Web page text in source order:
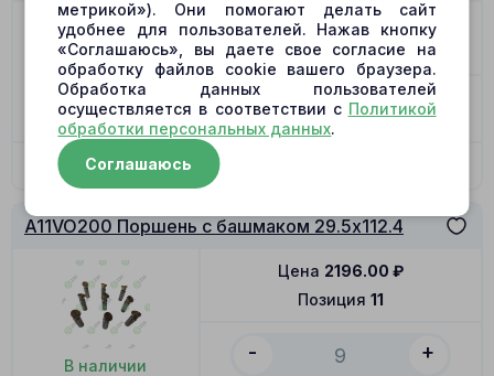
В наличии
Позиция 10
Цена 5988.00₽
- +
В корзину
A11VO200 Поршень с башмаком 29.5x112.4
В наличии
Позиция 11
Цена 2196.00 ₽
- +
метрикой»). Они помогают делать сайт
удобнее для пользователей. Нажав кнопку
«Соглашаюсь», вы даете свое согласие на
обработку файлов cookie вашего браузера.
Обработка данных пользователей
осуществляется в соответствии с Политикой
обработки персональных данных.
Соглашаюсь